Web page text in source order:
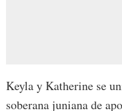
Keyla y Katherine se
soberana juniana de